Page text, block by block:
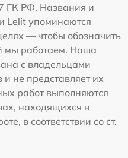
ГК РФ. Названия и
Lelit упоминаются
— чтобы обозначить
мы работаем. Наша
с владельцами
не представляет их
работ выполняются
находящихся в
в соответствии со ст.